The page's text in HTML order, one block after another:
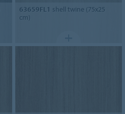
63659FL1 shell twine (75x25
cm)